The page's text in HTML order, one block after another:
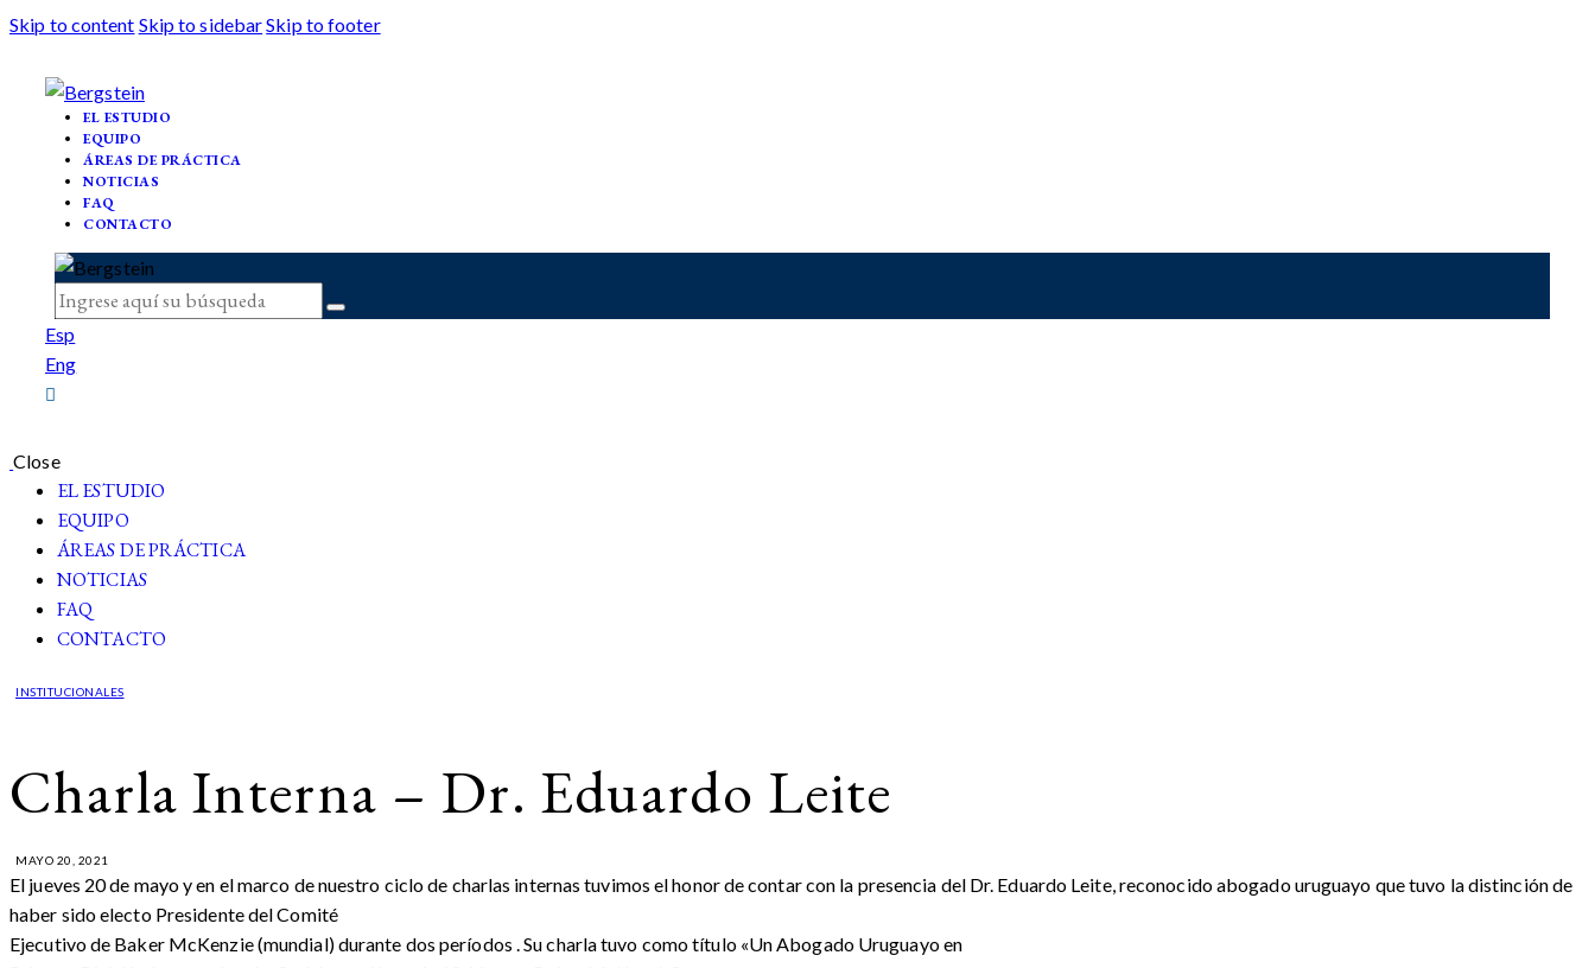
Skip to content Skip to sidebarSkip to footer
EL ESTUDIO
EQUIPO
ÁREAS DE PRÁCTICA
NOTICIAS
FAQ
CONTACTO
Esp
Eng
Close
EL ESTUDIO
EQUIPO
ÁREAS DE PRÁCTICA
NOTICIAS
FAQ
CONTACTO
INSTITUCIONALES
Charla Interna – Dr. Eduardo Leite
MAYO 20, 2021
El jueves 20 de mayo y en el marco de nuestro ciclo de charlas internas tuvimos el honor de contar con la presencia del Dr. Eduardo Leite, reconocido abogado uruguayo que tuvo la distinción de
haber sido electo Presidente del Comité
Ejecutivo de Baker McKenzie (mundial) durante dos períodos . Su charla tuvo como título «Un Abogado Uruguayo en